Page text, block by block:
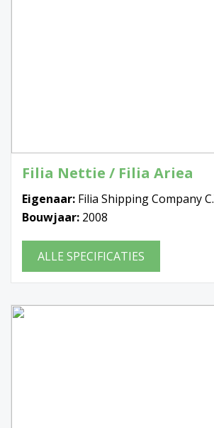
Filia Nettie / Filia Ariea
Eigenaar: Filia Shipping Company
Bouwjaar: 2008
ALLE SPECIFICATIES